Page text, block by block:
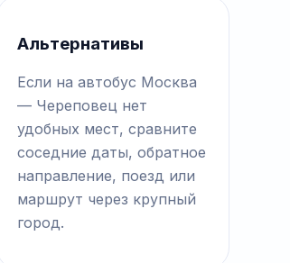
Альтернативы
Если на автобус Москва
— Череповец нет
удобных мест, сравните
соседние даты, обратное
направление, поезд или
маршрут через крупный
город.